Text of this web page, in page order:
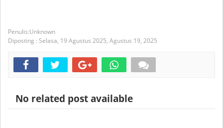
Unknown
Diposting : Selasa, 19 Agustus 2025, Agustus 19, 2025
No related post available